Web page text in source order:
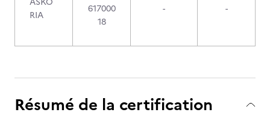
RIA
617000
18
- -
Résumé de la certification